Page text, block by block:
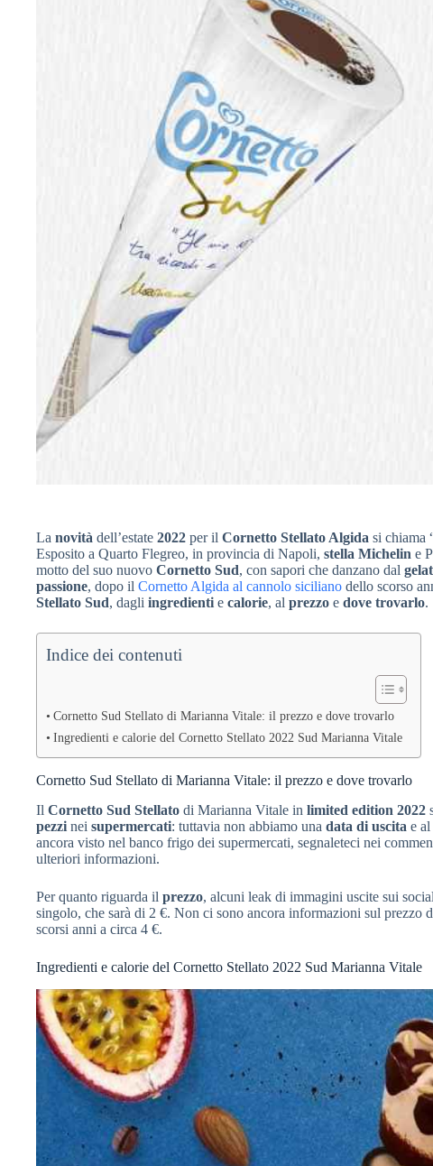
La novità dell’estate 2022 per il Cornetto Stellato Algida si chiama
Esposito a Quarto Flegreo, in provincia di Napoli, stella Michelin e
motto del suo nuovo Cornetto Sud, con sapori che danzano dal
passione, dopo il Cornetto Algida al cannolo siciliano dello scorso
Stellato Sud, dagli ingredienti e calorie, al prezzo e dove trovarlo.
Indice dei contenuti
Cornetto Sud Stellato di Marianna Vitale: il prezzo e dove trovarlo
Ingredienti e calorie del Cornetto Stellato 2022 Sud Marianna Vitale
Cornetto Sud Stellato di Marianna Vitale: il prezzo e dove trovarlo
Il Cornetto Sud Stellato di Marianna Vitale in limited edition 2022
pezzi nei supermercati: tuttavia non abbiamo una data di uscita e
ancora visto nel banco frigo dei supermercati, segnaleteci nei
ulteriori informazioni.
Per quanto riguarda il prezzo, alcuni leak di immagini uscite sui
singolo, che sarà di 2 €. Non ci sono ancora informazioni sul prezzo
scorsi anni a circa 4 €.
Ingredienti e calorie del Cornetto Stellato 2022 Sud Marianna Vitale